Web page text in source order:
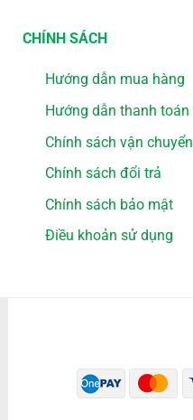
CHÍNH SÁCH
Hướng dẫn mua hàng
Hướng dẫn thanh toán
Chính sách vận chuyển
Chính sách đổi trả
Chính sách bảo mật
Điều khoản sử dụng